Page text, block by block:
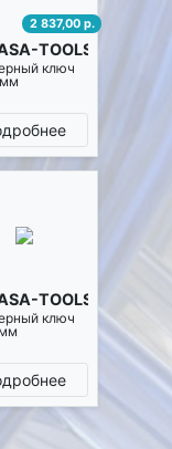
2 837,00 р.
TOOLS K10113
ключ
TOOLS K10115
ключ